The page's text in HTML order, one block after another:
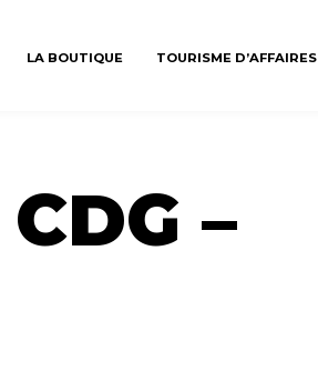
LA BOUTIQUE TOURISME D’AFFAIRES
–